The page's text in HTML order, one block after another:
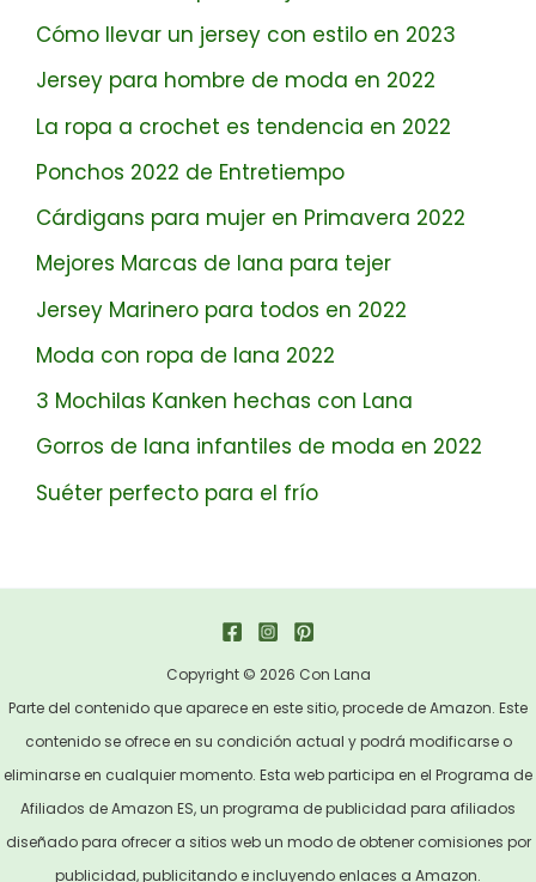
Cómo llevar un jersey con estilo en 2023
Jersey para hombre de moda en 2022
La ropa a crochet es tendencia en 2022
Ponchos 2022 de Entretiempo
Cárdigans para mujer en Primavera 2022
Mejores Marcas de lana para tejer
Jersey Marinero para todos en 2022
Moda con ropa de lana 2022
3 Mochilas Kanken hechas con Lana
Gorros de lana infantiles de moda en 2022
Suéter perfecto para el frío
Copyright © 2026 Con Lana
Parte del contenido que aparece en este sitio, procede de Amazon. Este
contenido se ofrece en su condición actual y podrá modificarse o
eliminarse en cualquier momento. Esta web participa en el Programa de
Afiliados de Amazon ES, un programa de publicidad para afiliados
diseñado para ofrecer a sitios web un modo de obtener comisiones por
publicidad, publicitando e incluyendo enlaces a Amazon.